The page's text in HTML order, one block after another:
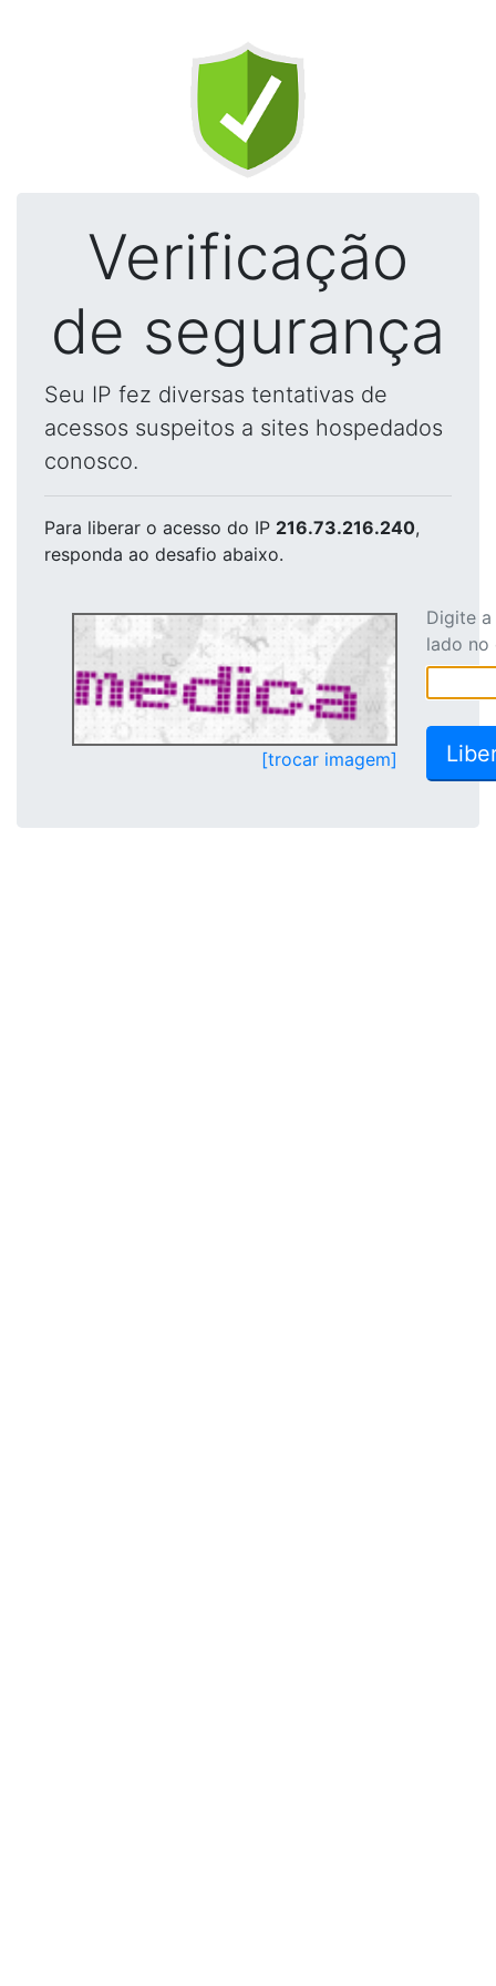
Verificação
de segurança
Seu IP fez diversas tentativas de
acessos suspeitos a sites hospedados
conosco.
Para liberar o acesso do IP 216.73.216.240,
responda ao desafio abaixo.
[trocar imagem]
Digite
lado no